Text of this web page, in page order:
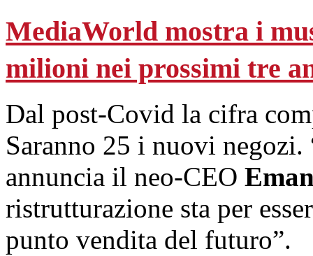
MediaWorld mostra i
milioni nei prossimi tre
Dal post-Covid la cifra
Saranno 25 i nuovi
annuncia il neo-CEO
ristrutturazione sta per
punto vendita del futuro”.